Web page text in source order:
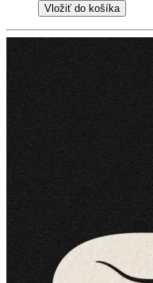
Vložiť do košíka